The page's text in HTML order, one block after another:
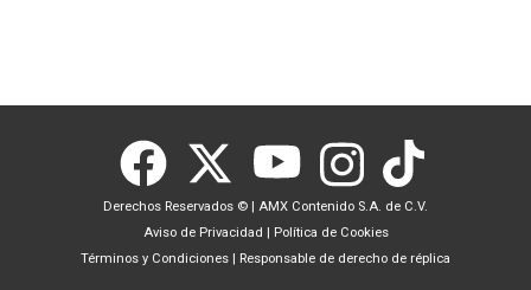
Derechos Reservados © | AMX Contenido S.A. de C.V.
Aviso de Privacidad | Política de Cookies
Términos y Condiciones | Responsable de derecho de réplica